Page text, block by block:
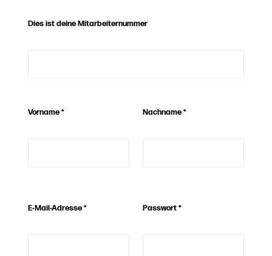
Dies ist deine Mitarbeiternummer
Vorname* Nachname*
E-Mail-Adresse* Passwort*